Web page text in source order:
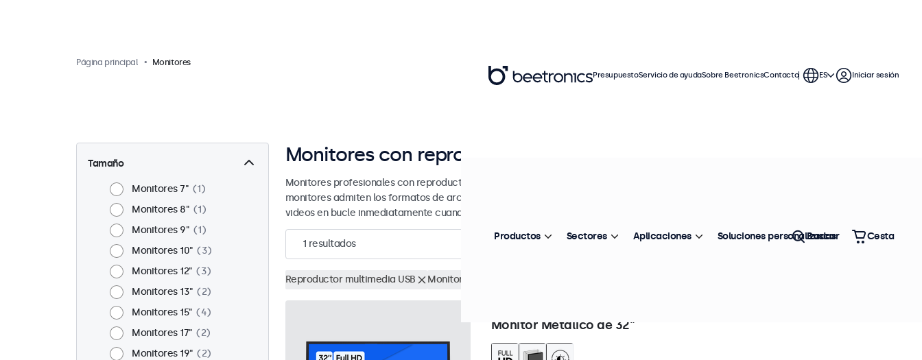
Página principal Monitores
Tamaño
Monitores 7"
1
Monitores 8"
1
Monitores 9"
1
Monitores 10"
3
Monitores 12"
3
Monitores 13"
2
Monitores 15"
4
Monitores 17"
2
Monitores 19"
2
Monitores con reproductor multimedia USB
Monitores profesionales con reproductor multimedia USB integrado, aptos para uso continuo. Estos
monitores admiten los formatos de archivo más comunes y se pueden configurar para reproducir fotos y
videos en bucle inmediatamente cuando se aplica corriente.
1 resultados Top ventas
Reproductor multimedia USB Monitores 32"
Monitor Metálico de 32"
PresupuestoServicio de ayudaSobre BeetronicsContacto ES Iniciar sesión
Productos Sectores Aplicaciones Soluciones personalizadas
Buscar Cesta